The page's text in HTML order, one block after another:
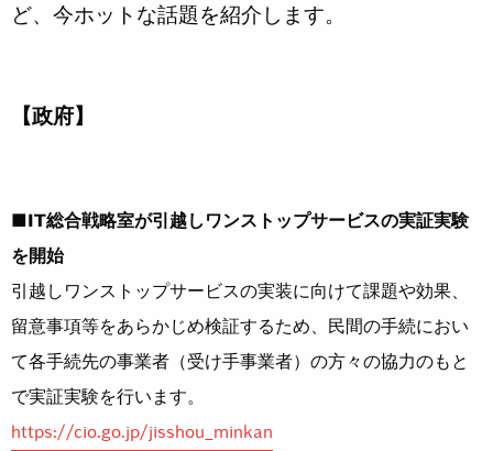
ど、今ホットな話題を紹介します。
【政府】
■IT総合戦略室が引越しワンストップサービスの実証実験
を開始
引越しワンストップサービスの実装に向けて課題や効果、
留意事項等をあらかじめ検証するため、民間の手続におい
て各手続先の事業者（受け手事業者）の方々の協力のもと
で実証実験を行います。
https://cio.go.jp/jisshou_minkan